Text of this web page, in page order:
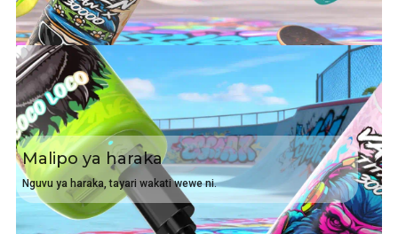
Malipo ya haraka
Nguvu ya haraka, tayari wakati wewe ni.